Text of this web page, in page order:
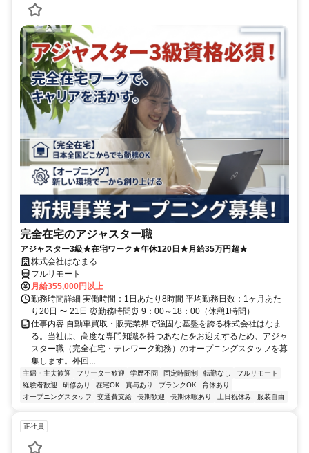
完全在宅のアジャスター職
アジャスター3級★在宅ワーク★年休120日★月給35万円超★
株式会社はなまる
フルリモート
月給355,000円以上
勤務時間詳細 実働時間：1日あたり8時間 平均勤務日数：1ヶ月あた
り20日 〜 21日 ⏰勤務時間⏰ 9：00～18：00（休憩1時間）
仕事内容 自動車買取・販売業界で強固な基盤を誇る株式会社はなま
る。当社は、高度な専門知識を持つあなたをお迎えするため、アジャ
スター職（完全在宅・テレワーク勤務）のオープニングスタッフを募
集します。外回...
主婦・主夫歓迎 フリーター歓迎 学歴不問 固定時間制 転勤なし
フルリモート
経験者歓迎
研修あり 在宅OK 賞与あり ブランクOK
育休あり
オープニングスタッフ
交通費支給 長期歓迎 長期休暇あり 土日祝休み 服装自由
正社員